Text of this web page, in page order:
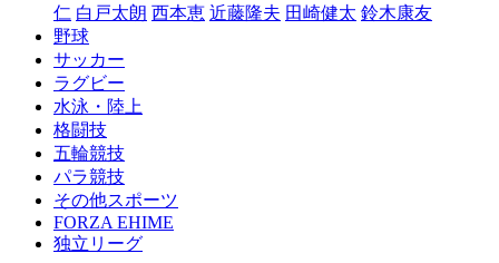
仁 白戸太朗 西本恵 近藤隆夫 田崎健太 鈴木康友
野球
サッカー
ラグビー
水泳・陸上
格闘技
五輪競技
パラ競技
その他スポーツ
FORZA EHIME
独立リーグ